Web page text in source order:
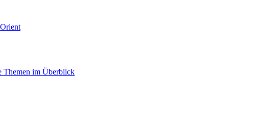
Themen im Überblick